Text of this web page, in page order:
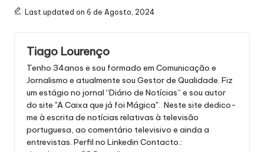
Last updated on 6 de Agosto, 2024
Tiago Lourenço
Tenho 34anos e sou formado em Comunicação e
Jornalismo e atualmente sou Gestor de Qualidade. Fiz
um estágio no jornal “Diário de Notícias” e sou autor
do site "A Caixa que já foi Mágica". Neste site dedico-
me à escrita de notícias relativas à televisão
portuguesa, ao comentário televisivo e ainda a
entrevistas. Perfil no Linkedin Contacto.: